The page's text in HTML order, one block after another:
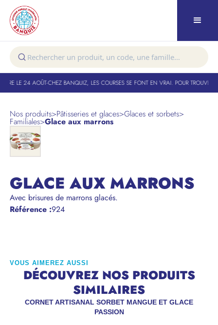
LE 24 AOÛT-CHEZ BANQUIZ, LES COURSES SE FONT EN VRAI. POUR TROUVER
Nos produits>Pâtisseries et glaces>Glaces et sorbets>
Familiales>Glace aux marrons
GLACE AUX MARRONS
Avec brisures de marrons glacés.
Référence :924
VOUS AIMEREZ AUSSI
DÉCOUVREZ NOS PRODUITS
SIMILAIRES
CORNET ARTISANAL SORBET MANGUE ET GLACE
PASSION